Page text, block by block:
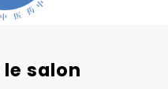
salon